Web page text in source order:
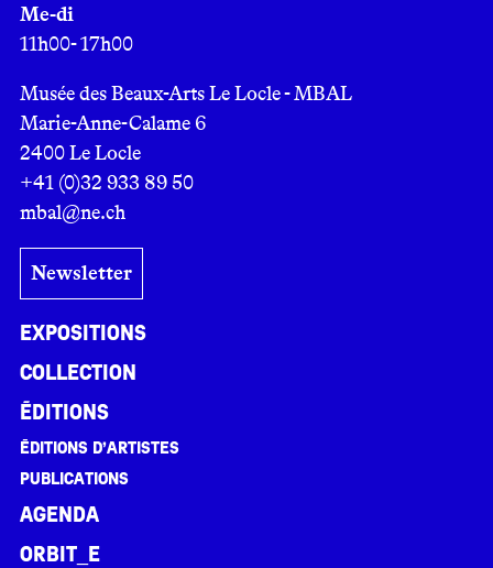
Me-di
11h00- 17h00
Musée des Beaux-Arts Le Locle - MBAL
Marie-Anne-Calame 6
2400 Le Locle
+41 (0)32 933 89 50
mbal@ne.ch
Newsletter
Expositions
Collection
Éditions
Éditions d’artistes
Publications
Agenda
ORBIT_E